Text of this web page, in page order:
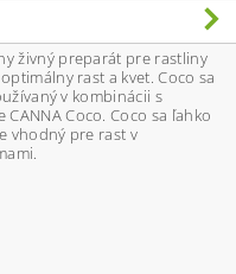
živný preparát pre rastliny
rast a kvet. Coco sa
v kombinácii s
Coco. Coco sa ľahko
vhodný pre rast v